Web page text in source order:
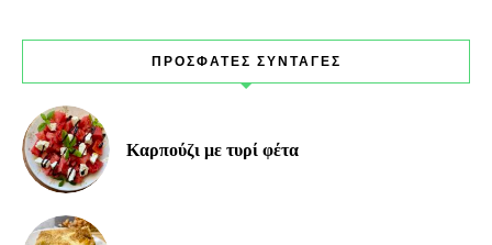
ΠΡΟΣΦΑΤΕΣ ΣΥΝΤΑΓΕΣ
Καρπούζι με τυρί φέτα